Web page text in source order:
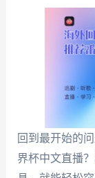
回到最开始的
界杯中文直播